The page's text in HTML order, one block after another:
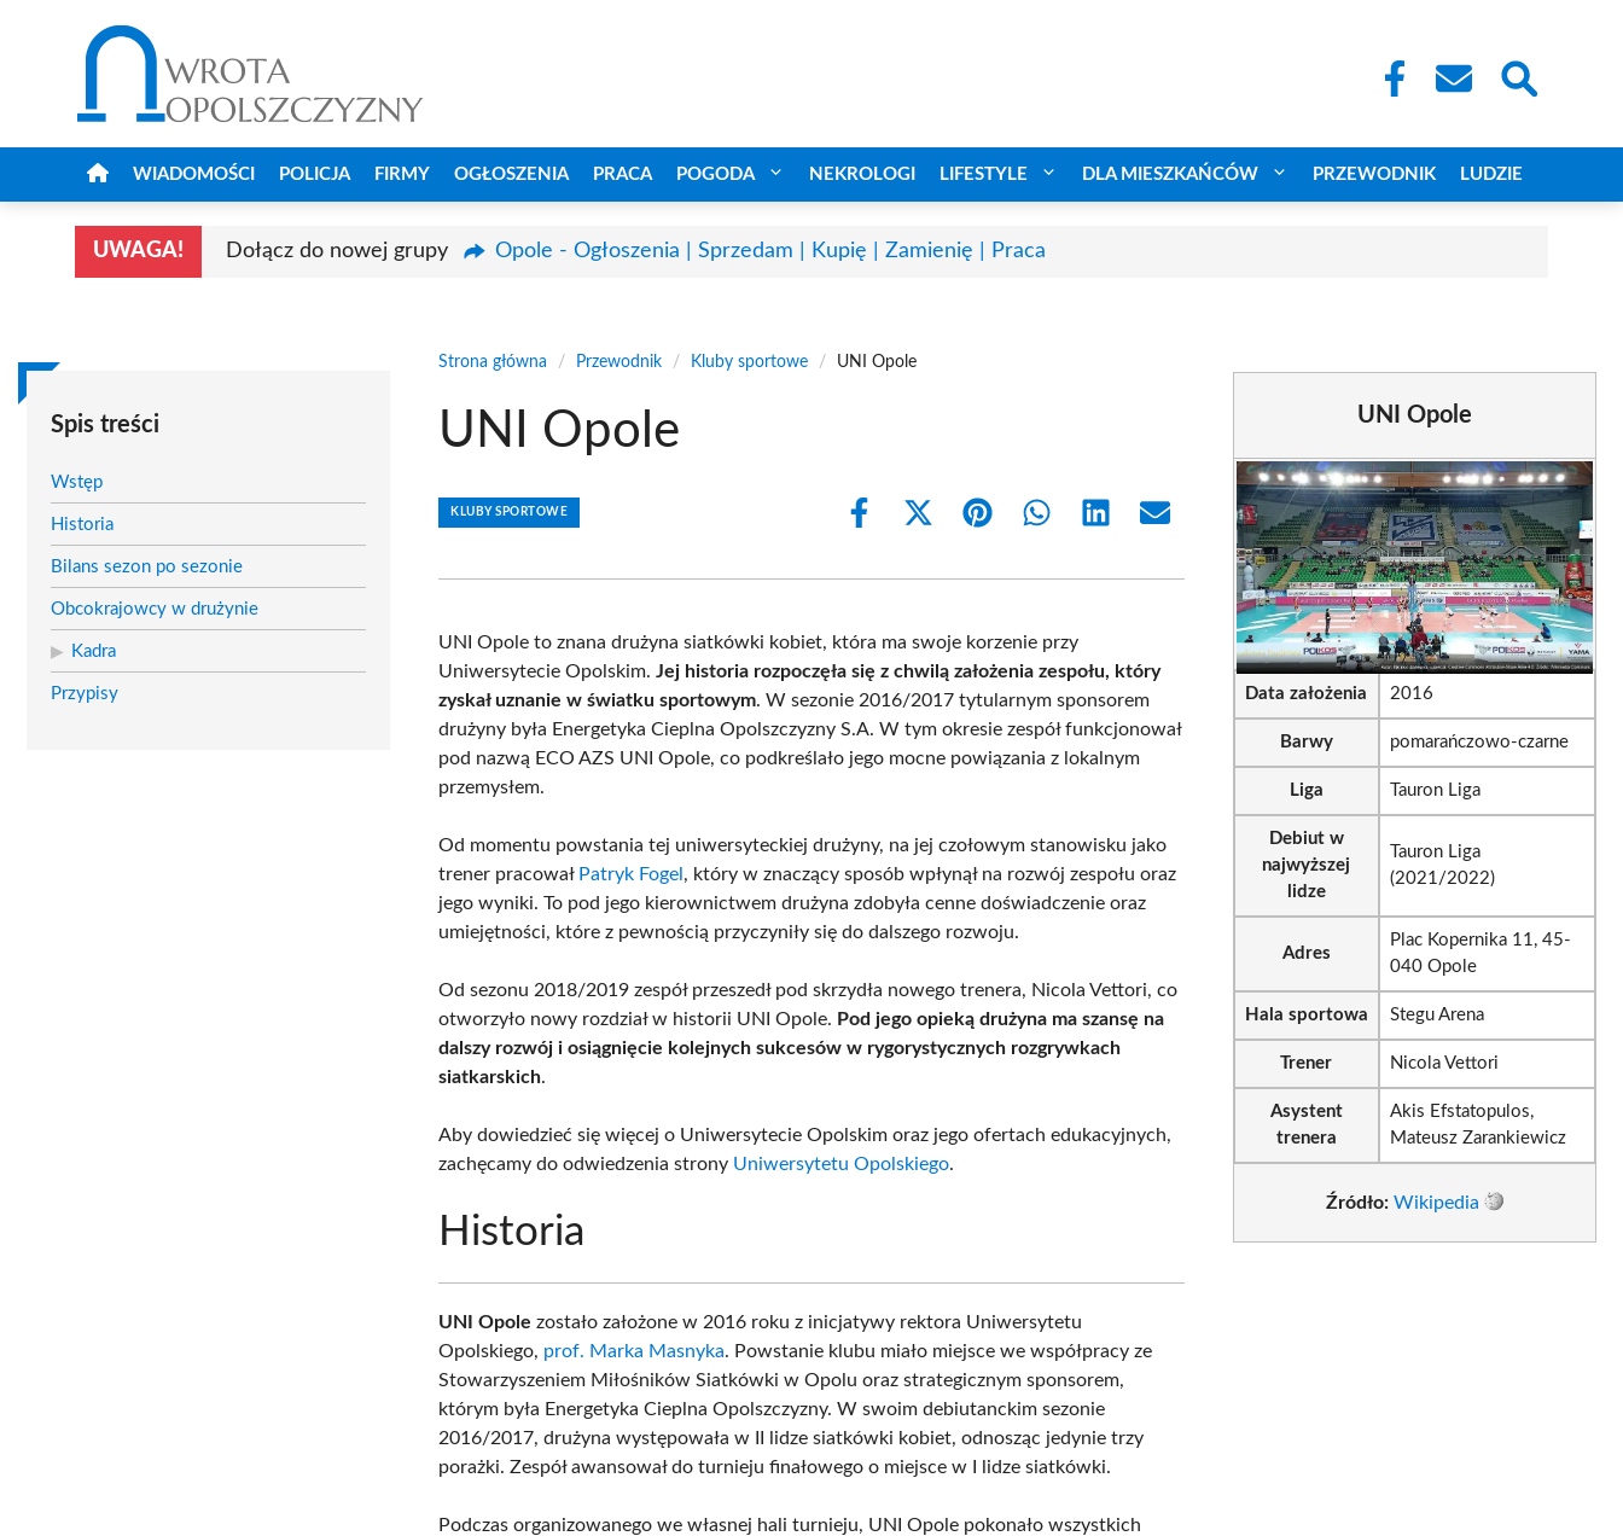
WIADOMOŚCI POLICJA FIRMY OGŁOSZENIA PRACA POGODA NEKROLOGI LIFESTYLE DLA MIESZKAŃCÓW PRZEWODNIK LUDZIE
UWAGA! Dołącz do nowej grupy Opole - Ogłoszenia | Sprzedam | Kupię | Zamienię | Praca
Spis treści
Wstęp
Historia
Bilans sezon po sezonie
Obcokrajowcy w drużynie
Kadra
Przypisy
Strona główna / Przewodnik / Kluby sportowe / UNI Opole
UNI Opole
KLUBY SPORTOWE
Share
Share
(Twitter)
Share Share Share Share
UNI Opole to znana drużyna siatkówki kobiet, która ma swoje korzenie przy
Uniwersytecie Opolskim.Jej historia rozpoczęła się z chwilą założenia zespołu, który
zyskał uznanie w światku sportowym. W sezonie 2016/2017 tytularnym sponsorem
drużyny była Energetyka Cieplna Opolszczyzny S.A. W tym okresie zespół funkcjonował
pod nazwą ECO AZS UNI Opole, co podkreślało jego mocne powiązania z lokalnym
przemysłem.
Od momentu powstania tej uniwersyteckiej drużyny, na jej czołowym stanowisku jako
trener pracował Patryk Fogel, który w znaczący sposób wpłynął na rozwój zespołu oraz
jego wyniki. To pod jego kierownictwem drużyna zdobyła cenne doświadczenie oraz
umiejętności, które z pewnością przyczyniły się do dalszego rozwoju.
Od sezonu 2018/2019 zespół przeszedł pod skrzydła nowego trenera, Nicola Vettori, co
otworzyło nowy rozdział w historii UNI Opole. Pod jego opieką drużyna ma szansę na
dalszy rozwój i osiągnięcie kolejnych sukcesów w rygorystycznych rozgrywkach
siatkarskich.
Aby dowiedzieć się więcej o Uniwersytecie Opolskim oraz jego ofertach edukacyjnych,
zachęcamy do odwiedzenia strony Uniwersytetu Opolskiego.
Historia
UNI Opole zostało założone w 2016 roku z inicjatywy rektora Uniwersytetu
Opolskiego, prof. Marka Masnyka. Powstanie klubu miało miejsce we współpracy ze
Stowarzyszeniem Miłośników Siatkówki w Opolu oraz strategicznym sponsorem,
którym była Energetyka Cieplna Opolszczyzny. W swoim debiutanckim sezonie
2016/2017, drużyna występowała w II lidze siatkówki kobiet, odnosząc jedynie trzy
porażki. Zespół awansował do turnieju finałowego o miejsce w I lidze siatkówki.
Podczas organizowanego we własnej hali turnieju, UNI Opole pokonało wszystkich
UNI Opole
Data założenia 2016
Barwy pomarańczowo-czarne
Liga Tauron Liga
Debiut w
najwyższej
lidze
Tauron Liga
(2021/2022)
Adres
Plac Kopernika 11, 45-
040 Opole
Hala sportowa Stegu Arena
Trener Nicola Vettori
Asystent
trenera
Akis Efstatopulos,
Mateusz Zarankiewicz
Źródło: Wikipedia